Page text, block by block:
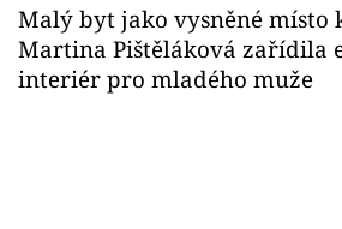
Malý byt jako vysněné místo
Martina Pištěláková zařídila
interiér pro mladého muže